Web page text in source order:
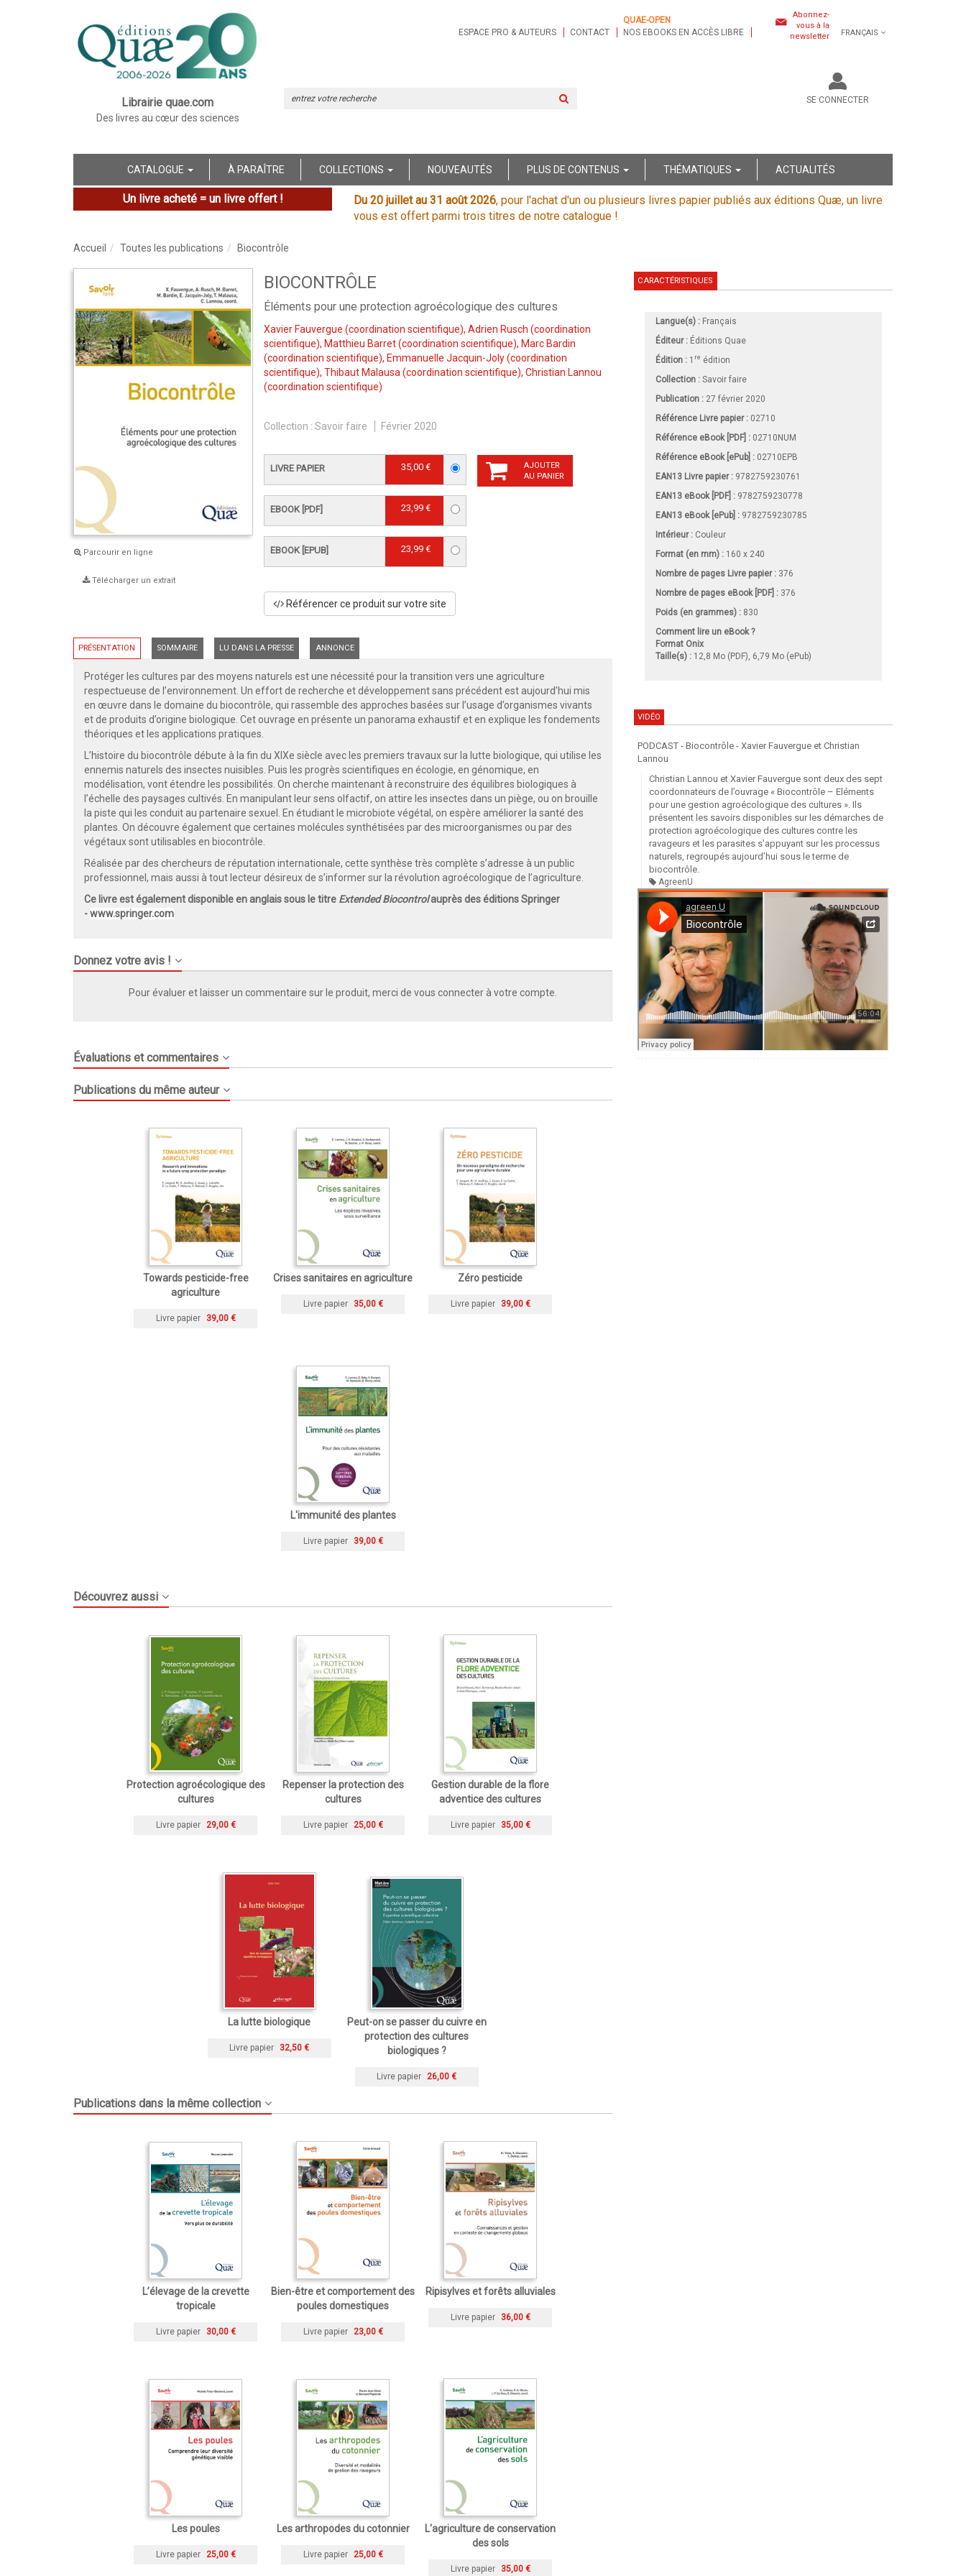
Librairie quae.com
Des livres au cœur des sciences
ESPACE PRO & AUTEURS CONTACT
QUAE-OPEN
NOS EBOOKS EN ACCÈS LIBRE
Abonnez-
vous à la
newsletter
FRANÇAIS
SE CONNECTER
CATALOGUE À PARAÎTRE COLLECTIONS NOUVEAUTÉS PLUS DE CONTENUS THÉMATIQUES ACTUALITÉS
Un livre acheté = un livre offert ! Du 20 juillet au 31 août 2026, pour l'achat d'un ou plusieurs livres papier publiés aux éditions Quæ, un livre
vous est offert parmi trois titres de notre catalogue !
Accueil Toutes les publications Biocontrôle
Parcourir en ligne
Télécharger un extrait
BIOCONTRÔLE
Éléments pour une protection agroécologique des cultures
Xavier Fauvergue (coordination scientifique), Adrien Rusch (coordination
scientifique), Matthieu Barret(coordination scientifique), Marc Bardin
(coordination scientifique), Emmanuelle Jacquin-Joly(coordination
scientifique), Thibaut Malausa (coordination scientifique), Christian Lannou
(coordination scientifique)
Collection : Savoir faire Février 2020
LIVRE PAPIER 35,00 €
EBOOK [PDF] 23,99 €
EBOOK [EPUB] 23,99 €
AJOUTER
AU PANIER
Référencer ce produit sur votre site
PRÉSENTATION SOMMAIRE LU DANS LA PRESSE ANNONCE
Protéger les cultures par des moyens naturels est une nécessité pour la transition vers une agriculture
respectueuse de l’environnement. Un effort de recherche et développement sans précédent est aujourd’hui mis
en œuvre dans le domaine du biocontrôle, qui rassemble des approches basées sur l’usage d’organismes vivants
et de produits d’origine biologique. Cet ouvrage en présente un panorama exhaustif et en explique les fondements
théoriques et les applications pratiques.
L’histoire du biocontrôle débute à la fin du XIXe siècle avec les premiers travaux sur la lutte biologique, qui utilise les
ennemis naturels des insectes nuisibles. Puis les progrès scientifiques en écologie, en génomique, en
modélisation, vont étendre les possibilités. On cherche maintenant à reconstruire des équilibres biologiques à
l’échelle des paysages cultivés. En manipulant leur sens olfactif, on attire les insectes dans un piège, ou on brouille
la piste qui les conduit au partenaire sexuel. En étudiant le microbiote végétal, on espère améliorer la santé des
plantes. On découvre également que certaines molécules synthétisées par des microorganismes ou par des
végétaux sont utilisables en biocontrôle.
Réalisée par des chercheurs de réputation internationale, cette synthèse très complète s’adresse à un public
professionnel, mais aussi à tout lecteur désireux de s’informer sur la révolution agroécologique de l’agriculture.
Ce livre est également disponible en anglais sous le titre Extended Biocontrolauprès des éditions Springer
-www.springer.com
Donnez votre avis !
Pour évaluer et laisser un commentaire sur le produit, merci de vous connecter à votre compte.
Évaluations et commentaires
Publications du même auteur
Towards pesticide-free
agriculture
Livre papier 39,00 €
Crises sanitaires en agriculture
Livre papier 35,00 €
Zéro pesticide
Livre papier 39,00 €
L'immunité des plantes
Livre papier 39,00 €
Découvrez aussi
Protection agroécologique des
cultures
Livre papier 29,00 €
Repenser la protection des
cultures
Livre papier 25,00 €
Gestion durable de la flore
adventice des cultures
Livre papier 35,00 €
La lutte biologique
Livre papier 32,50 €
Peut-on se passer du cuivre en
protection des cultures
biologiques ?
Livre papier 26,00 €
Publications dans la même collection
L’élevage de la crevette
tropicale
Livre papier 30,00 €
Bien-être et comportement des
poules domestiques
Livre papier 23,00 €
Ripisylves et forêts alluviales
Livre papier 36,00 €
Les poules
Livre papier 25,00 €
Les arthropodes du cotonnier
Livre papier 25,00 €
L'agriculture de conservation
des sols
Livre papier 35,00 €
CARACTÉRISTIQUES
Langue(s) : Français
Éditeur : Éditions Quae
Édition : 1 re édition
Collection : Savoir faire
Publication : 27 février 2020
Référence Livre papier : 02710
Référence eBook [PDF] : 02710NUM
Référence eBook [ePub] : 02710EPB
EAN13 Livre papier : 9782759230761
EAN13 eBook [PDF] : 9782759230778
EAN13 eBook [ePub] : 9782759230785
Intérieur : Couleur
Format (en mm) : 160 x 240
Nombre de pages Livre papier: 376
Nombre de pages eBook [PDF] : 376
Poids (en grammes) : 830
Comment lire un eBook ?
Format Onix
Taille(s) : 12,8 Mo (PDF), 6,79 Mo (ePub)
VIDÉO
PODCAST - Biocontrôle - Xavier Fauvergue et Christian
Lannou
Christian Lannou et Xavier Fauvergue sont deux des sept
coordonnateurs de l’ouvrage « Biocontrôle – Eléments
pour une gestion agroécologique des cultures ». Ils
présentent les savoirs disponibles sur les démarches de
protection agroécologique des cultures contre les
ravageurs et les parasites s’appuyant sur les processus
naturels, regroupés aujourd’hui sous le terme de
biocontrôle.
AgreenU